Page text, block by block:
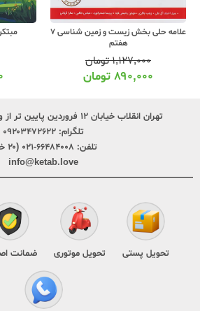
علامه حلی بخش زیست و زمین شناسی 7
هفتم
۱,۱۲۷,۰۰۰تومان
۸۹۰,۰۰۰ تومان
مبتکران
تهران انقلاب خیابان ۱۲ فروردین پایین تر از وحید نظری پلاک ۲۴۹
تلگرام: ۰۹۲۰۳۴۷۲۶۲۲
تلفن: ۶۶۴۸۴۰۰۸-۰۲۱ (۲۰ خط)
info@ketab.love
تحویل پستی تحویل موتوری ضمانت